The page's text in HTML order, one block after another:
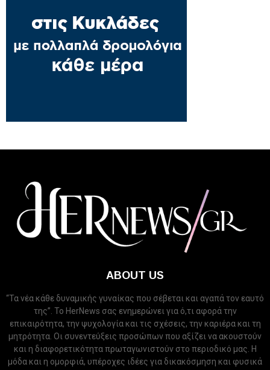
ABOUT US
“Τα νέα κάθε δυναμικής γυναίκας που σέβεται και αγαπά τον εαυτό
της”. Το HerNews σας ενημερώνει για ό,τι αφορά την
επικαιρότητα, την ψυχολογία και τις σχέσεις, την καριέρα και τη
μητρότητα. Οι συνεντεύξεις προσώπων που αξίζει να ακουστούν
και η διαφορετικότητα πρωταγωνιστούν στο περιοδικό μας. Η
μόδα και η ομορφιά, υπέροχες ιδέες για δικακόσμηση και φυσικά